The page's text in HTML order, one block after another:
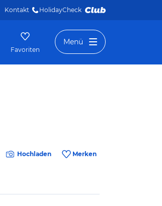
Kontakt HolidayCheck
Favoriten
Menü
Hochladen Merken